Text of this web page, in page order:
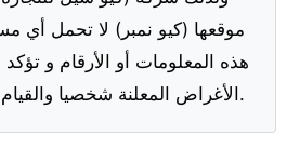
موقعها (كيو نمبر) لا تحمل أي
هذه المعلومات أو الأرقام و
الأغراض المعلنة شخصيا والقيام بالفحص قبل الشراء.